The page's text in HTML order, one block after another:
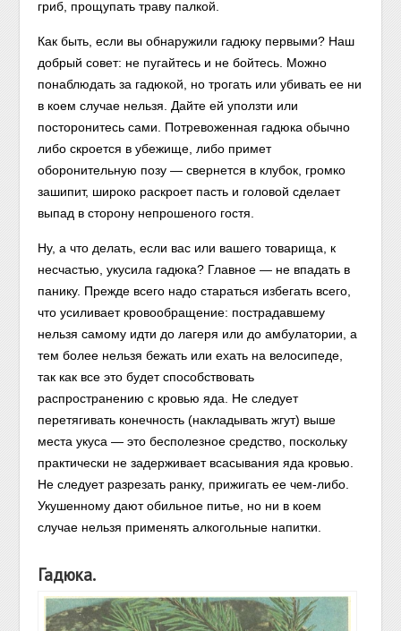
гриб, прощупать траву палкой.
Как быть, если вы обнаружили гадюку первыми? Наш
добрый совет: не пугайтесь и не бойтесь. Можно
понаблюдать за гадюкой, но трогать или убивать ее ни
в коем случае нельзя. Дайте ей уползти или
посторонитесь сами. Потревоженная гадюка обычно
либо скроется в убежище, либо примет
оборонительную позу — свернется в клубок, громко
зашипит, широко раскроет пасть и головой сделает
выпад в сторону непрошеного гостя.
Ну, а что делать, если вас или вашего товарища, к
несчастью, укусила гадюка? Главное — не впадать в
панику. Прежде всего надо стараться избегать всего,
что усиливает кровообращение: пострадавшему
нельзя самому идти до лагеря или до амбулатории, а
тем более нельзя бежать или ехать на велосипеде,
так как все это будет способствовать
распространению с кровью яда. Не следует
перетягивать конечность (накладывать жгут) выше
места укуса — это бесполезное средство, поскольку
практически не задерживает всасывания яда кровью.
Не следует разрезать ранку, прижигать ее чем-либо.
Укушенному дают обильное питье, но ни в коем
случае нельзя применять алкогольные напитки.
Гадюка.